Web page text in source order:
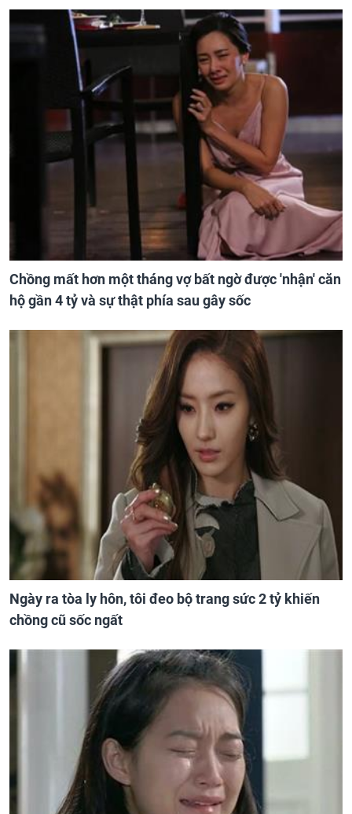
Chồng mất hơn một tháng vợ bất ngờ được 'nhận' căn
hộ gần 4 tỷ và sự thật phía sau gây sốc
Ngày ra tòa ly hôn, tôi đeo bộ trang sức 2 tỷ khiến
chồng cũ sốc ngất